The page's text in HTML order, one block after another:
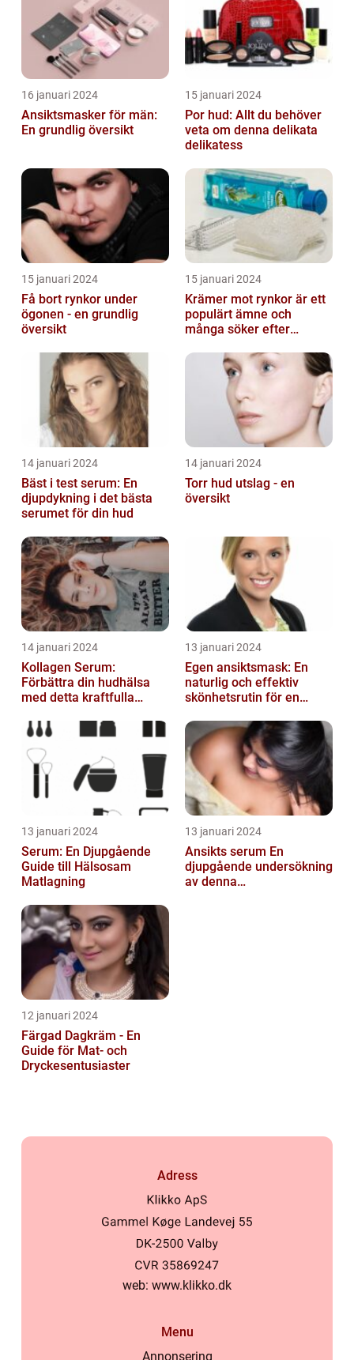
16 januari 2024
Ansiktsmasker för män:
En grundlig översikt
15 januari 2024
Por hud: Allt du behöver
veta om denna delikata
delikatess
15 januari 2024
Få bort rynkor under
ögonen - en grundlig
översikt
15 januari 2024
Krämer mot rynkor är ett
populärt ämne och
många söker efter
fungerar
14 januari 2024
Bäst i test serum: En
djupdykning i det bästa
serumet för din hud
14 januari 2024
Torr hud utslag - en
översikt
14 januari 2024
Kollagen Serum:
Förbättra din hudhälsa
med detta kraftfulla
13 januari 2024
Egen ansiktsmask: En
naturlig och effektiv
skönhetsrutin för en
13 januari 2024
Serum: En Djupgående
Guide till Hälsosam
Matlagning
13 januari 2024
Ansikts serum En
djupgående undersökning
av denna
12 januari 2024
Färgad Dagkräm - En
Guide för Mat- och
Dryckesentusiaster
Adress
web: www.klikko.dk
Menu
Annonsering